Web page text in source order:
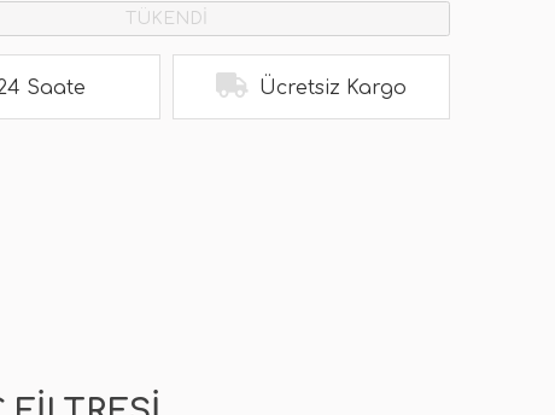
TÜKENDİ
Saate Ücretsiz Kargo